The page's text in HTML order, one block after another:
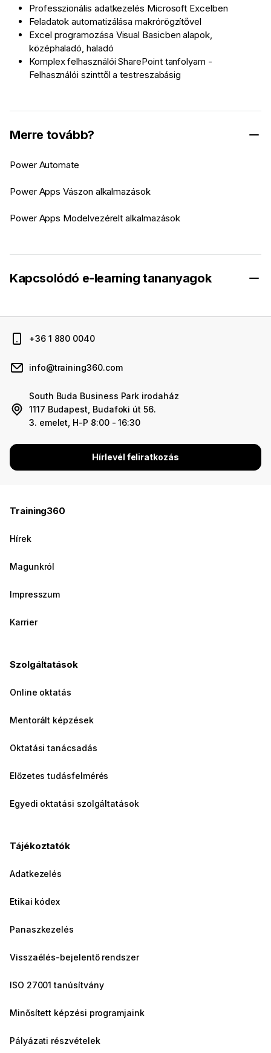
Professzionális adatkezelés Microsoft Excelben
Feladatok automatizálása makrórögzítővel
Excel programozása Visual Basicben alapok,
középhaladó, haladó
Komplex felhasználói SharePoint tanfolyam -
Felhasználói szinttől a testreszabásig
Merre tovább?
Power Automate
Power Apps Vászon alkalmazások
Power Apps Modelvezérelt alkalmazások
Kapcsolódó e-learning tananyagok
+36 1 880 0040
info@training360.com
South Buda Business Park irodaház
1117 Budapest, Budafoki út 56.
3. emelet, H-P 8:00 - 16:30
Hírlevél feliratkozás
Training360
Hírek
Magunkról
Impresszum
Karrier
Szolgáltatások
Online oktatás
Mentorált képzések
Oktatási tanácsadás
Előzetes tudásfelmérés
Egyedi oktatási szolgáltatások
Tájékoztatók
Adatkezelés
Etikai kódex
Panaszkezelés
Visszaélés-bejelentő rendszer
ISO 27001 tanúsítvány
Minősített képzési programjaink
Pályázati részvételek